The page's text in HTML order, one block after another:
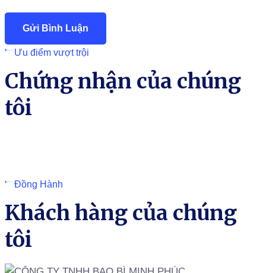
Ưu điểm vượt trội
Chứng nhận của chúng
tôi
Đồng Hành
Khách hàng của chúng
tôi